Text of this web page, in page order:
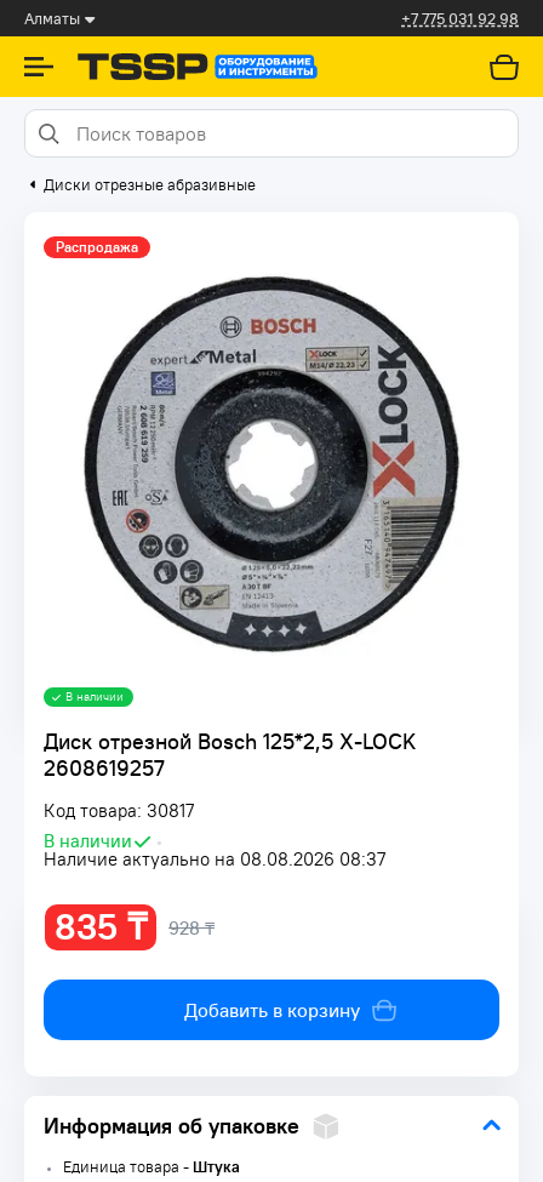
Алматы +7 775 031 92 98
Диски отрезные абразивные
Диск отрезной Bosch 125*2,5 X-LOCK
2608619257
Код товара: 30817
В наличии
•
Наличие актуально на 08.08.2026 08:37
В наличии
Распродажа
835 ₸ 928 ₸
Добавить в корзину
Информация об упаковке
Единица товара -Штука